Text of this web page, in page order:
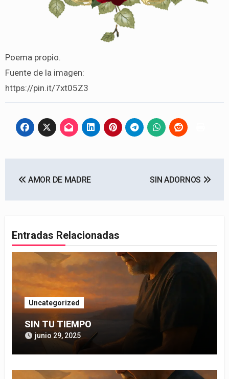
Poema propio.
Fuente de la imagen:
https://pin.it/7xt05Z3
de AMOR DE MADRE SIN ADORNOS
Entradas Relacionadas
Uncategorized
SIN TU TIEMPO
junio 29, 2025